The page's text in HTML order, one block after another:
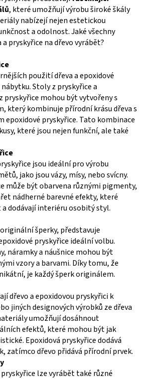
, které umožňují výrobu široké škály
nabízejí nejen estetickou
a odolnost. Jaké všechny
pryskyřice na dřevo vyrábět?
použití dřeva a epoxidové
Stoly z pryskyřice a
pryskyřice mohou být vytvořeny s
který kombinuje přírodní krásu dřeva s
epoxidové pryskyřice. Tato kombinace
které jsou nejen funkční, ale také
jsou ideální pro výrobu
jako jsou vázy, mísy, nebo svícny.
může být obarvena různými pigmenty,
nádherné barevné efekty, které
dodávají interiéru osobitý styl.
šperky, představuje
pryskyřice ideální volbu.
náramky a náušnice mohou být
vzory a barvami. Díky tomu, že
je každý šperk originálem.
dřevo a epoxidovou pryskyřici k
jiných designových výrobků ze dřeva
umožňují dosáhnout
efektů, které mohou být jak
Epoxidová pryskyřice dodává
zatímco dřevo přidává přírodní prvek.
pryskyřice lze vyrábět také různé